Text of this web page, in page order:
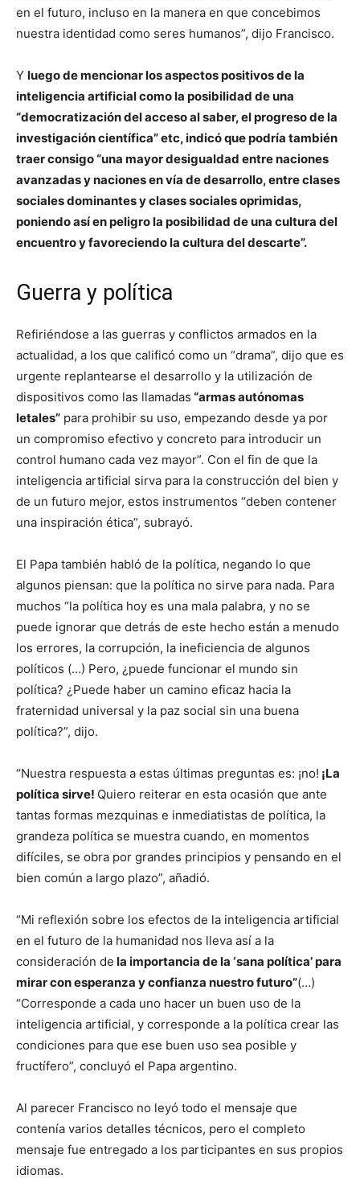
en el futuro, incluso en la manera en que concebimos
nuestra identidad como seres humanos”, dijo Francisco.
Y luego de mencionar los aspectos positivos de la
inteligencia artificial como la posibilidad de una
“democratización del acceso al saber, el progreso de la
investigación científica” etc, indicó que podría también
traer consigo “una mayor desigualdad entre naciones
avanzadas y naciones en vía de desarrollo, entre clases
sociales dominantes y clases sociales oprimidas,
poniendo así en peligro la posibilidad de una cultura del
encuentro y favoreciendo la cultura del descarte”.
Guerra y política
Refiriéndose a las guerras y conflictos armados en la
actualidad, a los que calificó como un “drama”, dijo que es
urgente replantearse el desarrollo y la utilización de
dispositivos como las llamadas “armas autónomas
letales” para prohibir su uso, empezando desde ya por
un compromiso efectivo y concreto para introducir un
control humano cada vez mayor”. Con el fin de que la
inteligencia artificial sirva para la construcción del bien y
de un futuro mejor, estos instrumentos “deben contener
una inspiración ética”, subrayó.
El Papa también habló de la política, negando lo que
algunos piensan: que la política no sirve para nada. Para
muchos “la política hoy es una mala palabra, y no se
puede ignorar que detrás de este hecho están a menudo
los errores, la corrupción, la ineficiencia de algunos
políticos (…) Pero, ¿puede funcionar el mundo sin
política? ¿Puede haber un camino eficaz hacia la
fraternidad universal y la paz social sin una buena
política?”, dijo.
“Nuestra respuesta a estas últimas preguntas es: ¡no! ¡La
política sirve! Quiero reiterar en esta ocasión que ante
tantas formas mezquinas e inmediatistas de política, la
grandeza política se muestra cuando, en momentos
difíciles, se obra por grandes principios y pensando en el
bien común a largo plazo”, añadió.
“Mi reflexión sobre los efectos de la inteligencia artificial
en el futuro de la humanidad nos lleva así a la
consideración de la importancia de la ‘sana política’ para
mirar con esperanza y confianza nuestro futuro”(…)
“Corresponde a cada uno hacer un buen uso de la
inteligencia artificial, y corresponde a la política crear las
condiciones para que ese buen uso sea posible y
fructífero”, concluyó el Papa argentino.
Al parecer Francisco no leyó todo el mensaje que
contenía varios detalles técnicos, pero el completo
mensaje fue entregado a los participantes en sus propios
idiomas.